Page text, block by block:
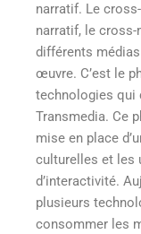
narratif. Le
narratif, le
différents
œuvre. C’est le
technologies qui
Transmedia. Ce
mise en place
culturelles et les
d’interactivité.
plusieurs
consommer les